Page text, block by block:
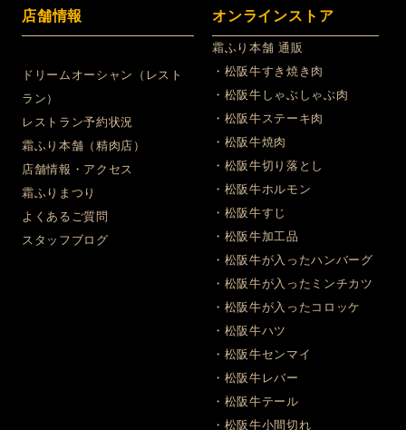
店舗情報
ドリームオーシャン（レスト
ラン）
レストラン予約状況
霜ふり本舗（精肉店）
店舗情報・アクセス
霜ふりまつり
よくあるご質問
スタッフブログ
オンラインストア
霜ふり本舗 通販
・松阪牛すき焼き肉
・松阪牛しゃぶしゃぶ肉
・松阪牛ステーキ肉
・松阪牛焼肉
・松阪牛切り落とし
・松阪牛ホルモン
・松阪牛すじ
・松阪牛加工品
・松阪牛が入ったハンバーグ
・松阪牛が入ったミンチカツ
・松阪牛が入ったコロッケ
・松阪牛ハツ
・松阪牛センマイ
・松阪牛レバー
・松阪牛テール
・松阪牛小間切れ